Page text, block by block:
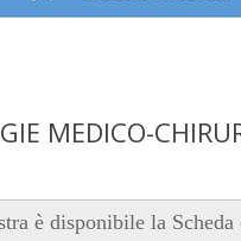
MEDICO-
è disponibile la